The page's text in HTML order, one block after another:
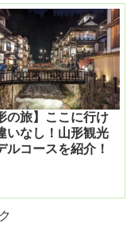
の旅】ここに行け
いなし！山形観光
ルコースを紹介！